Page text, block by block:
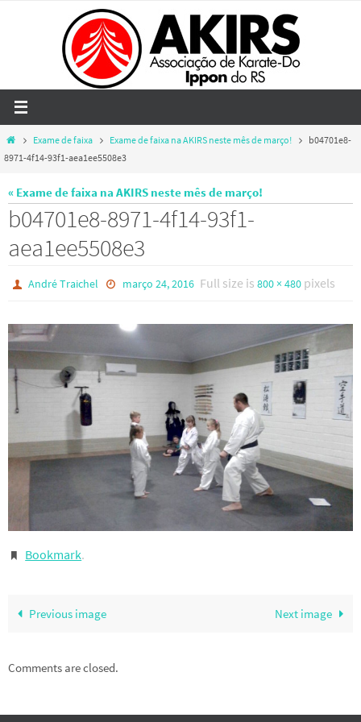
HomeExame de faixa Exame de faixa na AKIRS neste mês de março!
b04701e8-
8971-4f14-93f1-aea1ee5508e3
« Exame de faixa na AKIRS neste mês de março!
b04701e8-8971-4f14-93f1-
aea1ee5508e3
André Traichel março 24, 2016 Full size is 800 × 480pixels
Bookmark.
Previous image Next image
Comments are closed.